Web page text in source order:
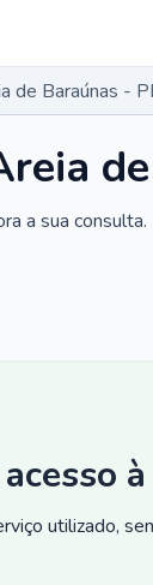
de Baraúnas -
a sua consulta.
utilizado,